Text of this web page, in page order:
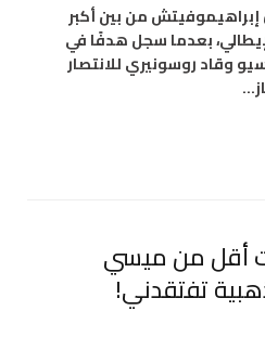
إبراهيموفيتش من بين أكبر
بعدما سجل هدفًا في
وقاد روسونيري للانتصار
أقل من ميسي
تفتقدني!